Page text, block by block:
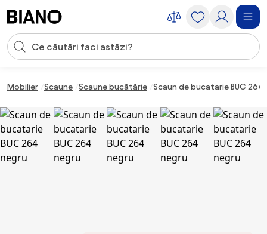
Introducerea căutării
Mobilier Scaune Scaune bucătărie Scaun de bucatarie BUC 264